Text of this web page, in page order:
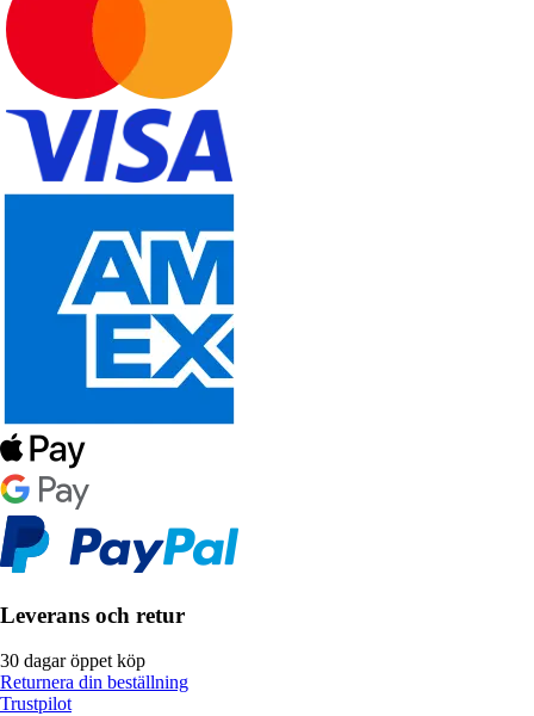
Leverans och retur
30 dagar öppet köp
Returnera din beställning
Trustpilot